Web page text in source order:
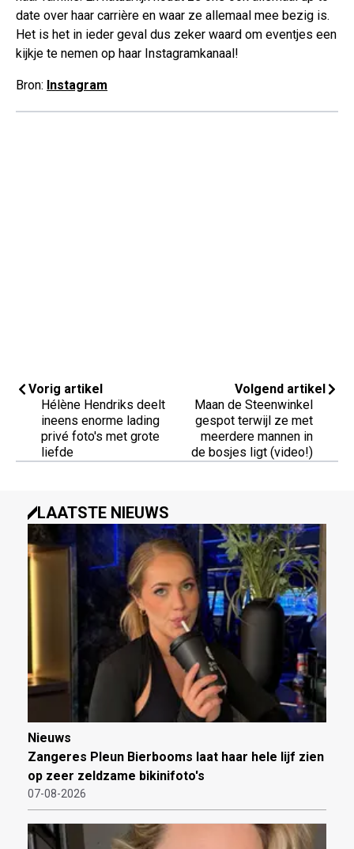
date over haar carrière en waar ze allemaal mee bezig is.
Het is het in ieder geval dus zeker waard om eventjes een
kijkje te nemen op haar Instagramkanaal!
Bron: Instagram
Vorig artikel
Hélène Hendriks deelt
ineens enorme lading
privé foto's met grote
liefde
Volgend artikel
Maan de Steenwinkel
gespot terwijl ze met
meerdere mannen in
de bosjes ligt (video!)
LAATSTE NIEUWS
Nieuws
Zangeres Pleun Bierbooms laat haar hele lijf zien
op zeer zeldzame bikinifoto's
07-08-2026